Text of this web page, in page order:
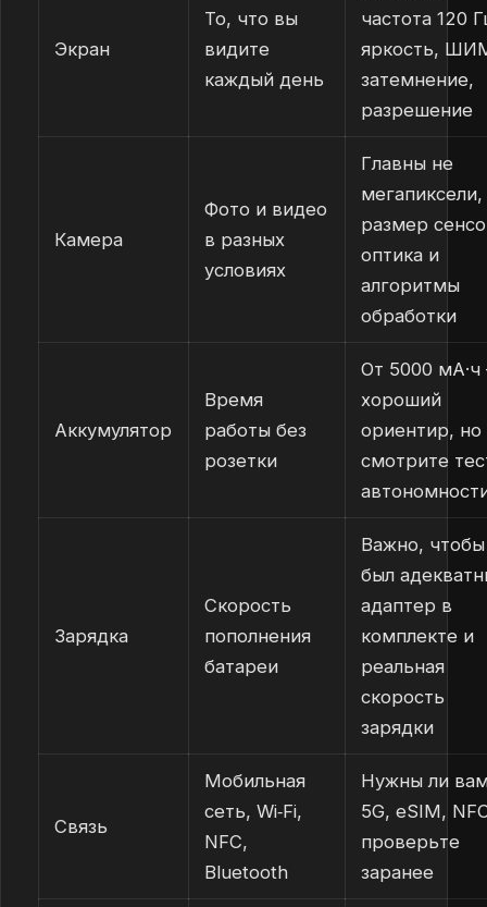
Экран
То, что вы
видите
каждый день
частота 120
яркость,
затемнение,
разрешение
Камера
Фото и видео
в разных
условиях
Главны не
мегапиксели,
размер
оптика и
алгоритмы
обработки
Аккумулятор
Время
работы без
розетки
От 5000
хороший
ориентир, но
смотрите
Зарядка
Скорость
пополнения
батареи
Важно, чтобы
был
адаптер в
комплекте и
реальная
скорость
зарядки
Связь
Мобильная
сеть, Wi‑Fi,
NFC,
Bluetooth
Нужны ли
5G, eSIM,
проверьте
заранее